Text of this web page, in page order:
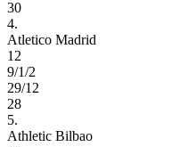
30
4.
Atletico Madrid
12
9/1/2
29/12
28
5.
Athletic Bilbao